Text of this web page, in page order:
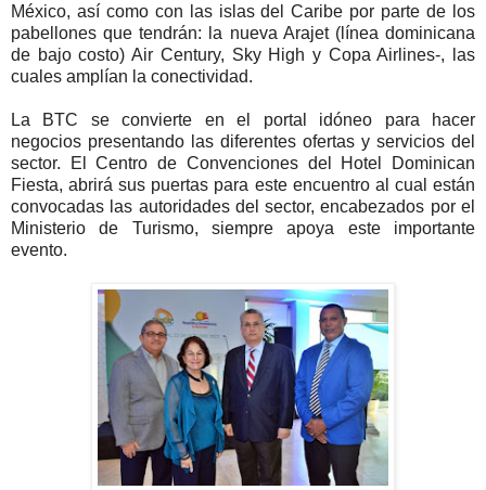
México, así como con las islas del Caribe por parte de los
pabellones que tendrán: la nueva Arajet (línea dominicana
de bajo costo) Air Century, Sky High y Copa Airlines-, las
cuales amplían la conectividad.
La BTC se convierte en el portal idóneo para hacer
negocios presentando las diferentes ofertas y servicios del
sector. El Centro de Convenciones del Hotel Dominican
Fiesta, abrirá sus puertas para este encuentro al cual están
convocadas las autoridades del sector, encabezados por el
Ministerio de Turismo, siempre apoya este importante
evento.